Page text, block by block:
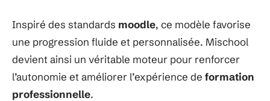
Inspiré des standards moodle, ce modèle favorise
une progression fluide et personnalisée. Mischool
devient ainsi un véritable moteur pour renforcer
l’autonomie et améliorer l’expérience de formation
professionnelle.